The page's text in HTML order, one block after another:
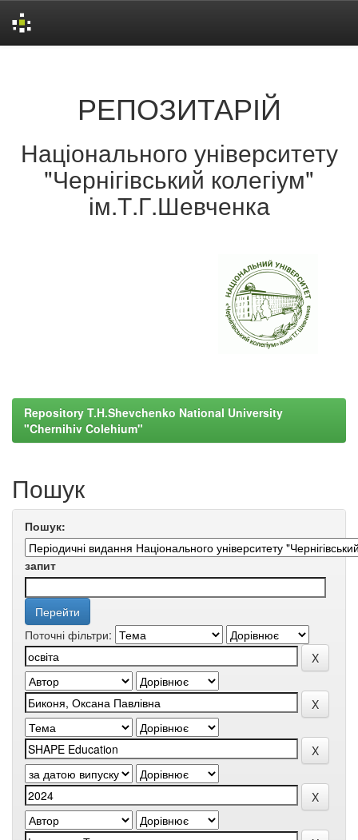
РЕПОЗИТАРІЙ
Національного університету
"Чернігівський колегіум"
ім.Т.Г.Шевченка
Repository T.H.Shevchenko National University
"Chernihiv Colehium"
Пошук
Пошук:
запит
Поточні фільтри: